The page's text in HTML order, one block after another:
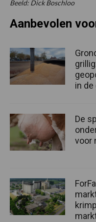
Beeld: Dick Boschloo
Aanbevolen
in de
De
voor